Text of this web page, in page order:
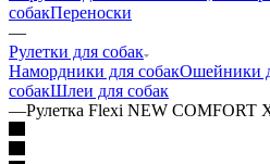
собакПереноски
—
Рулетки для собак
Намордники для собакОшейники
собакШлеи для собак
—Рулетка Flexi NEW COMFORT